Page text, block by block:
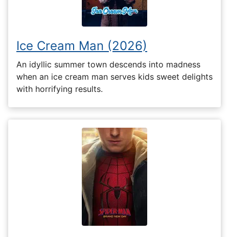
Ice Cream Man (2026)
An idyllic summer town descends into madness
when an ice cream man serves kids sweet delights
with horrifying results.